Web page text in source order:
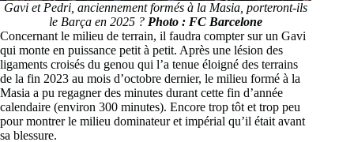
Gavi et Pedri, anciennement formés à la Masia, porteront-ils
le Barça en 2025 ? Photo : FC Barcelone
Concernant le milieu de terrain, il faudra compter sur un Gavi
qui monte en puissance petit à petit. Après une lésion des
ligaments croisés du genou qui l’a tenue éloigné des terrains
de la fin 2023 au mois d’octobre dernier, le milieu formé à la
Masia a pu regagner des minutes durant cette fin d’année
calendaire (environ 300 minutes). Encore trop tôt et trop peu
pour montrer le milieu dominateur et impérial qu’il était avant
sa blessure.